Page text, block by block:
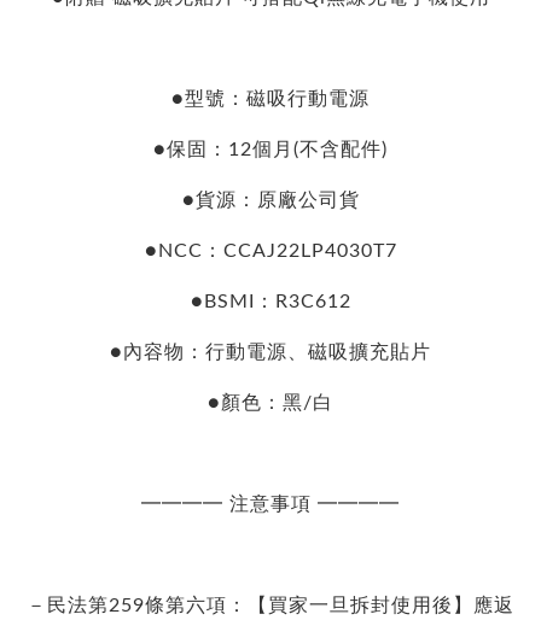
●型號：磁吸行動電源
●保固：12個月(不含配件)
●貨源：原廠公司貨
●NCC：CCAJ22LP4030T7
●BSMI：R3C612
●內容物：行動電源、磁吸擴充貼片
●顏色：黑/白
━━━━ 注意事項 ━━━━
－民法第259條第六項：【買家一旦拆封使用後】應返